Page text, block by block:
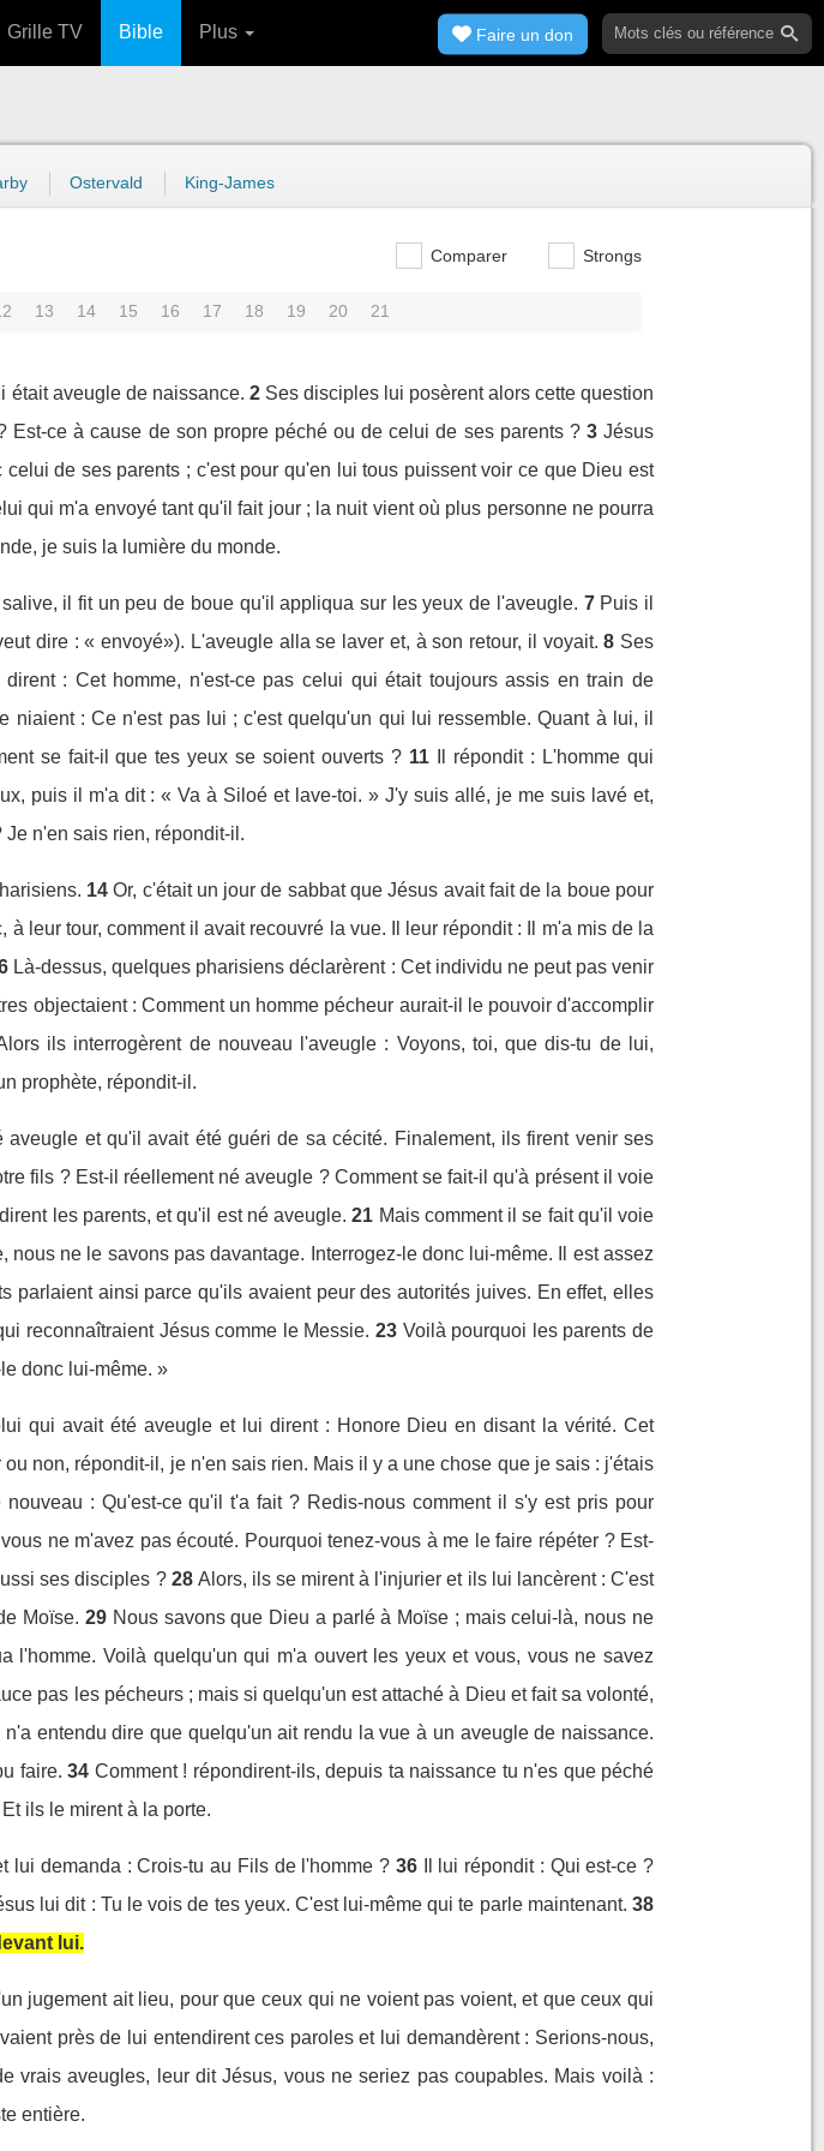
Grille TV Bible Plus Faire un don
Ostervald King-James
Comparer Strongs
13 14 15 16 17 18 19 20 21
était aveugle de naissance. 2 Ses disciples lui posèrent alors cette question
Est-ce à cause de son propre péché ou de celui de ses parents ? 3 Jésus
de ses parents ; c'est pour qu'en lui tous puissent voir ce que Dieu est
qui m'a envoyé tant qu'il fait jour ; la nuit vient où plus personne ne pourra
je suis la lumière du monde.
il fit un peu de boue qu'il appliqua sur les yeux de l'aveugle. 7 Puis il
dire : « envoyé»). L'aveugle alla se laver et, à son retour, il voyait. 8 Ses
: Cet homme, n'est-ce pas celui qui était toujours assis en train de
niaient : Ce n'est pas lui ; c'est quelqu'un qui lui ressemble. Quant à lui, il
se fait-il que tes yeux se soient ouverts ? 11
Il répondit : L'homme qui
puis il m'a dit : « Va à Siloé et lave-toi. » J'y suis allé, je me suis lavé et,
n'en sais rien, répondit-il.
14 Or, c'était un jour de sabbat que Jésus avait fait de la boue pour
à leur tour, comment il avait recouvré la vue. Il leur répondit : Il m'a mis de la
Là-dessus, quelques pharisiens déclarèrent : Cet individu ne peut pas venir
objectaient : Comment un homme pécheur aurait-il le pouvoir d'accomplir
ils interrogèrent de nouveau l'aveugle : Voyons, toi, que dis-tu de lui,
prophète, répondit-il.
et qu'il avait été guéri de sa cécité. Finalement, ils firent venir ses
fils ? Est-il réellement né aveugle ? Comment se fait-il qu'à présent il voie
les parents, et qu'il est né aveugle. 21 Mais comment il se fait qu'il voie
ne le savons pas davantage. Interrogez-le donc lui-même. Il est assez
parlaient ainsi parce qu'ils avaient peur des autorités juives. En effet, elles
reconnaîtraient Jésus comme le Messie. 23 Voilà pourquoi les parents de
donc lui-même. »
qui avait été aveugle et lui dirent : Honore Dieu en disant la vérité. Cet
ou non, répondit-il, je n'en sais rien. Mais il y a une chose que je sais : j'étais
nouveau : Qu'est-ce qu'il t'a fait ? Redis-nous comment il s'y est pris pour
ne m'avez pas écouté. Pourquoi tenez-vous à me le faire répéter ? Est-
ses disciples ? 28 Alors, ils se mirent à l'injurier et ils lui lancèrent : C'est
Moïse. 29 Nous savons que Dieu a parlé à Moïse ; mais celui-là, nous ne
l'homme. Voilà quelqu'un qui m'a ouvert les yeux et vous, vous ne savez
pas les pécheurs ; mais si quelqu'un est attaché à Dieu et fait sa volonté,
entendu dire que quelqu'un ait rendu la vue à un aveugle de naissance.
faire. 34 Comment ! répondirent-ils, depuis ta naissance tu n'es que péché
ils le mirent à la porte.
lui demanda : Crois-tu au Fils de l'homme ? 36
Il lui répondit : Qui est-ce ?
lui dit : Tu le vois de tes yeux. C'est lui-même qui te parle maintenant. 38
lui.
jugement ait lieu, pour que ceux qui ne voient pas voient, et que ceux qui
près de lui entendirent ces paroles et lui demandèrent : Serions-nous,
vrais aveugles, leur dit Jésus, vous ne seriez pas coupables. Mais voilà :
entière.